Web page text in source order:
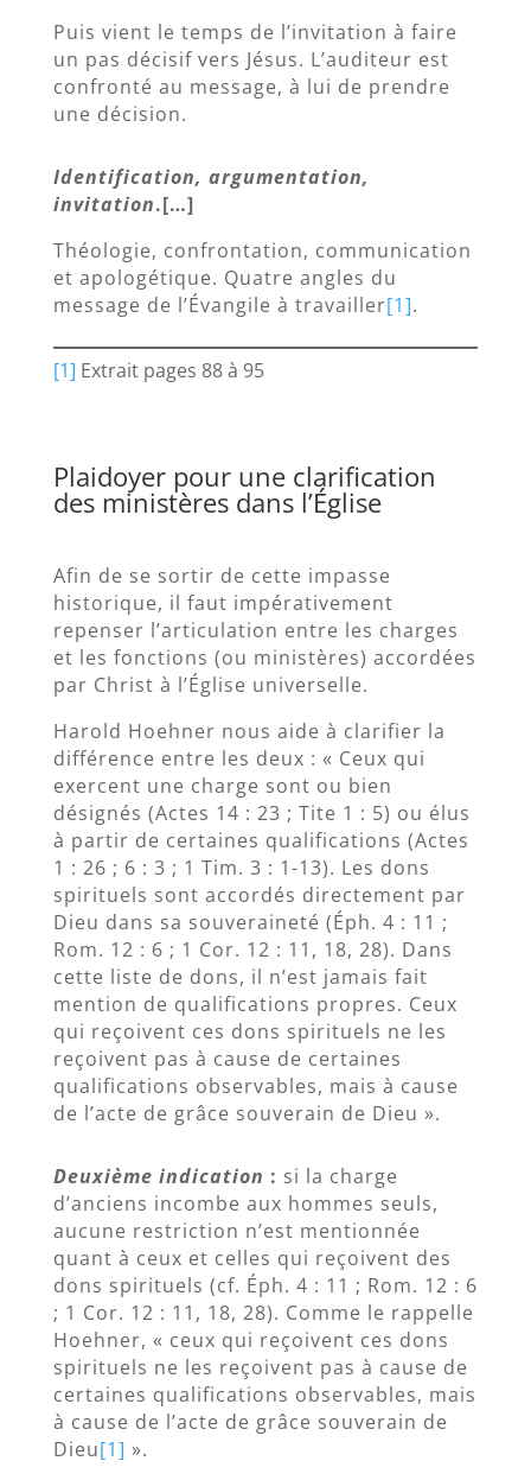
Puis vient le temps de l’invitation à faire
un pas décisif vers Jésus. L’auditeur est
confronté au message, à lui de prendre
une décision.
Identification, argumentation,
invitation.[…]
Théologie, confrontation, communication
et apologétique. Quatre angles du
message de l’Évangile à travailler[1].
[1] Extrait pages 88 à 95
Plaidoyer pour une clarification
des ministères dans l’Église
Afin de se sortir de cette impasse
historique, il faut impérativement
repenser l’articulation entre les charges
et les fonctions (ou ministères) accordées
par Christ à l’Église universelle.
Harold Hoehner nous aide à clarifier la
différence entre les deux : « Ceux qui
exercent une charge sont ou bien
désignés (Actes 14 : 23 ; Tite 1 : 5) ou élus
à partir de certaines qualifications (Actes
1 : 26 ; 6 : 3 ; 1 Tim. 3 : 1-13). Les dons
spirituels sont accordés directement par
Dieu dans sa souveraineté (Éph. 4 : 11 ;
Rom. 12 : 6 ; 1 Cor. 12 : 11, 18, 28). Dans
cette liste de dons, il n’est jamais fait
mention de qualifications propres. Ceux
qui reçoivent ces dons spirituels ne les
reçoivent pas à cause de certaines
qualifications observables, mais à cause
de l’acte de grâce souverain de Dieu ».
Deuxième indication : si la charge
d’anciens incombe aux hommes seuls,
aucune restriction n’est mentionnée
quant à ceux et celles qui reçoivent des
dons spirituels (cf. Éph. 4 : 11 ; Rom. 12 : 6
; 1 Cor. 12 : 11, 18, 28). Comme le rappelle
Hoehner, « ceux qui reçoivent ces dons
spirituels ne les reçoivent pas à cause de
certaines qualifications observables, mais
à cause de l’acte de grâce souverain de
Dieu[1] ».